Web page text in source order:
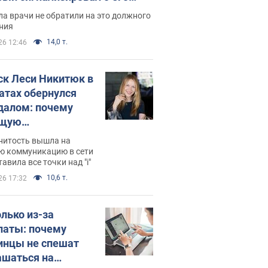
раке
врачи не обратили на это должного
12:46 14,0 т.
Леси Никитюк в
обернулся
почему
вышла на
коммуникацию в сети
все точки над "i"
17:32 10,6 т.
из-за
почему
не спешат
на